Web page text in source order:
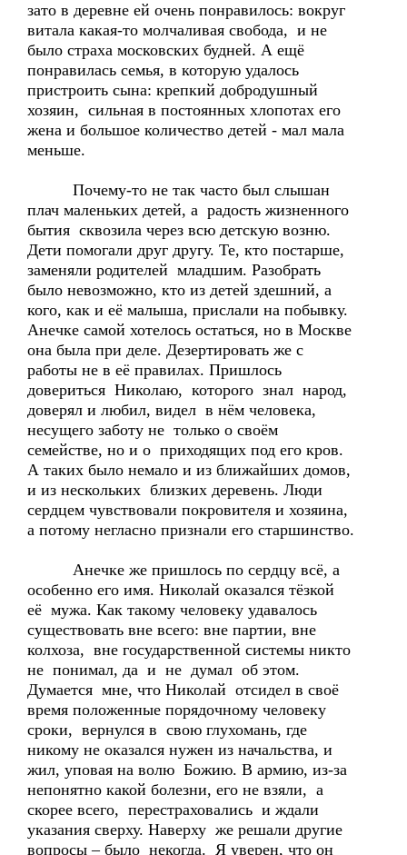
зато в деревне ей очень понравилось: вокруг
витала какая-то молчаливая свобода, и не
было страха московских будней. А ещё
понравилась семья, в которую удалось
пристроить сына: крепкий добродушный
хозяин, сильная в постоянных хлопотах его
жена и большое количество детей - мал мала
меньше.
Почему-то не так часто был слышан
плач маленьких детей, а радость жизненного
бытия сквозила через всю детскую возню.
Дети помогали друг другу. Те, кто постарше,
заменяли родителей младшим. Разобрать
было невозможно, кто из детей здешний, а
кого, как и её малыша, прислали на побывку.
Анечке самой хотелось остаться, но в Москве
она была при деле. Дезертировать же с
работы не в её правилах. Пришлось
довериться Николаю, которого знал народ,
доверял и любил, видел в нём человека,
несущего заботу не только о своём
семействе, но и о приходящих под его кров.
А таких было немало и из ближайших домов,
и из нескольких близких деревень. Люди
сердцем чувствовали покровителя и хозяина,
а потому негласно признали его старшинство.
Анечке же пришлось по сердцу всё, а
особенно его имя. Николай оказался тёзкой
её мужа. Как такому человеку удавалось
существовать вне всего: вне партии, вне
колхоза, вне государственной системы никто
не понимал, да и не думал об этом.
Думается мне, что Николай отсидел в своё
время положенные порядочному человеку
сроки, вернулся в свою глухомань, где
никому не оказался нужен из начальства, и
жил, уповая на волю Божию. В армию, из-за
непонятно какой болезни, его не взяли, а
скорее всего, перестраховались и ждали
указания сверху. Наверху же решали другие
вопросы – было некогда. Я уверен, что он